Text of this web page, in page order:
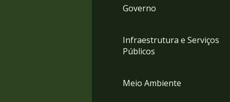
Governo
Infraestrutura e Serviços
Públicos
Meio Ambiente